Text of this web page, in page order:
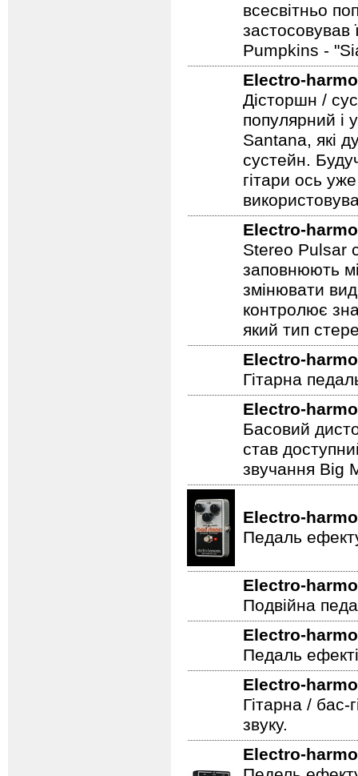
Electro-
Педаль фузз-
всесвітньо
застосовував
Pumpkins -
Electro-
Дісторшн /
популярний і
Santana, які
сустейн.
гітари ось
Electro-
Stereo Pulsar
заповнюють
змінювати
контролює
який тип
Electro-
Гітарна
Electro-
Басовий
став
звучання Big
Педаль
Electro-
Подвійна
Electro-
Педаль
Electro-
Гітарна / бас-
звуку.